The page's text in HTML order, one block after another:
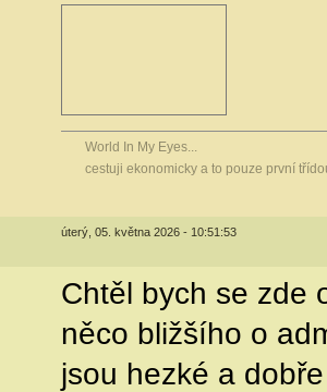
World In My Eyes...
cestuji ekonomicky a to pouze první
úterý, 05. května 2026 - 10:51:53
Chtěl bych se zde
něco bližšího o
jsou hezké a